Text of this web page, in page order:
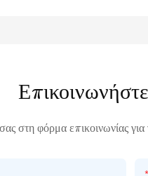
στη φόρμα επικοινωνίας